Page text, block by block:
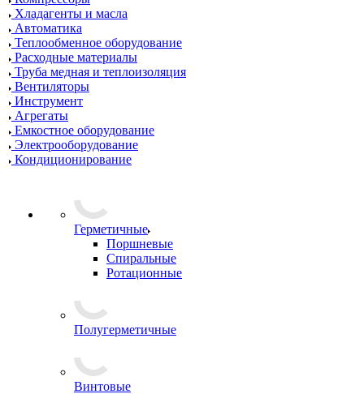
Хладагенты и масла
Автоматика
Теплообменное оборудование
Расходные материалы
Труба медная и теплоизоляция
Вентиляторы
Инструмент
Агрегаты
Емкостное оборудование
Электрооборудование
Кондиционирование
Герметичные
Поршневые
Спиральные
Ротационные
Полугерметичные
Винтовые